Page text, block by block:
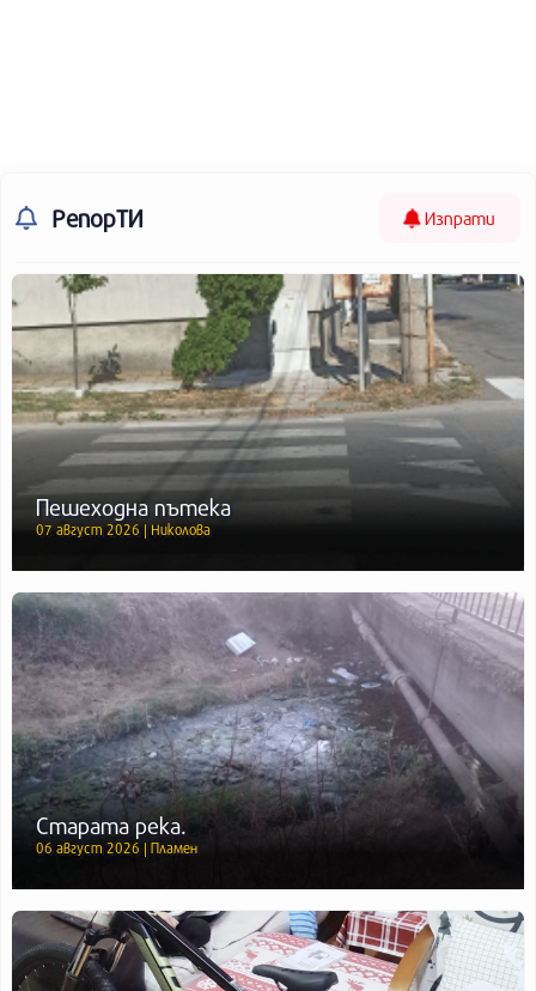
РепорТИ Изпрати
Пешеходна пътека
07 август 2026 | Николова
Старата река.
06 август 2026 | Пламен